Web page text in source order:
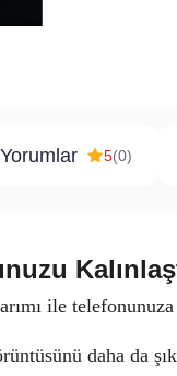
Yorumlar 5(0)
ile
daha da